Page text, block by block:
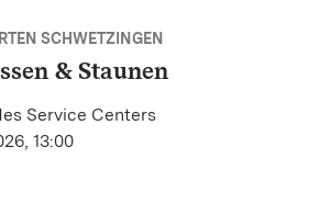
SCHWETZINGEN
& Staunen
Service Centers
13:00